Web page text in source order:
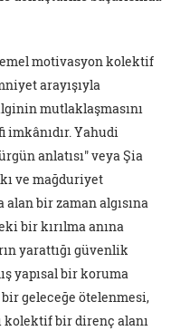
motivasyon kolektif
arayışıyla
mutlaklaşmasını
Yahudi
anlatısı" veya Şia
ve mağduriyet
bir zaman algısına
bir kırılma anına
yarattığı güvenlik
yapısal bir koruma
geleceğe ötelenmesi,
kolektif bir direnç alanı